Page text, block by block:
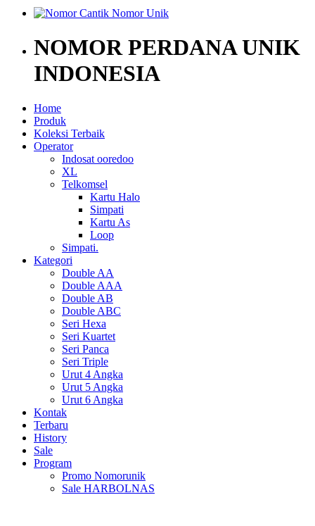
NOMOR PERDANA UNIK
INDONESIA
Home
Produk
Koleksi Terbaik
Operator
Indosat ooredoo
XL
Telkomsel
Kartu Halo
Simpati
Kartu As
Loop
Simpati.
Kategori
Double AA
Double AAA
Double AB
Double ABC
Seri Hexa
Seri Kuartet
Seri Panca
Seri Triple
Urut 4 Angka
Urut 5 Angka
Urut 6 Angka
Kontak
Terbaru
History
Sale
Program
Promo Nomorunik
Sale HARBOLNAS